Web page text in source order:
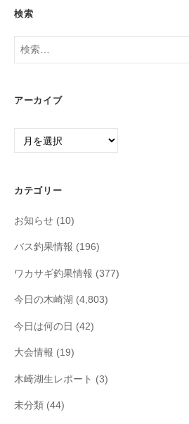
検索
検
アーカイブ
ア
ブ
カテゴリー
お知らせ (10)
バス釣果情報 (196)
ワカサギ釣果情報 (377)
今日の木崎湖 (4,803)
今日は何の日 (42)
大会情報 (19)
木崎湖生レポート (3)
未分類 (44)